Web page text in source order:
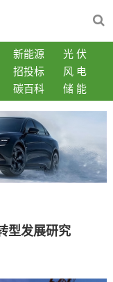
新能源
光 伏
招投标
风 电
碳百科 储 能
型发展研究